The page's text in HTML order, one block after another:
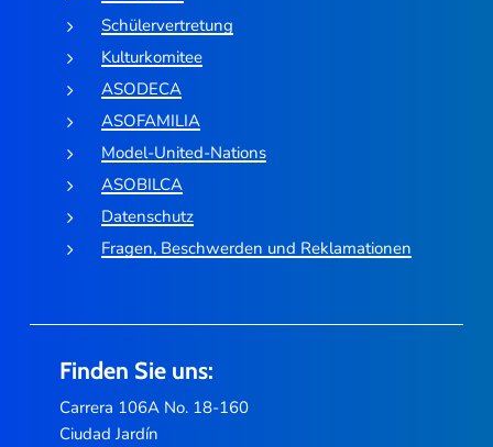
Schülervertretung
Kulturkomitee
ASODECA
ASOFAMILIA
Model-United-Nations
ASOBILCA
Datenschutz
Fragen, Beschwerden und Reklamationen
Finden Sie uns:
Carrera 106A No. 18-160
Ciudad Jardín